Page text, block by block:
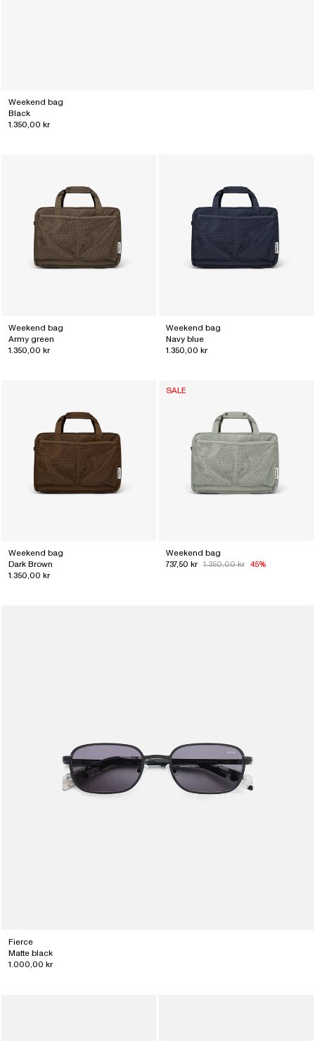
Weekend bag
Black
1.350,00 kr
Weekend bag
Army green
1.350,00 kr
Weekend bag
Navy blue
1.350,00 kr
Weekend bag
Dark Brown
1.350,00 kr
SALE
Weekend bag
737,50 kr
1.350,00 kr 45%
Fierce
Matte black
1.000,00 kr